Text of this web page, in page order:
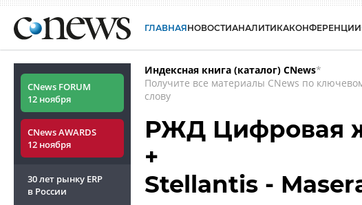
ГЛАВНАЯНОВОСТИАНАЛИТИКАКОНФЕРЕНЦИИ
CNews FORUM
12 ноября
CNews AWARDS
12 ноября
30 лет рынку ERP
в России
Индексная книга (каталог) CNews*
Получите все материалы CNews по
слову
РЖД Цифровая
+
Stellantis -